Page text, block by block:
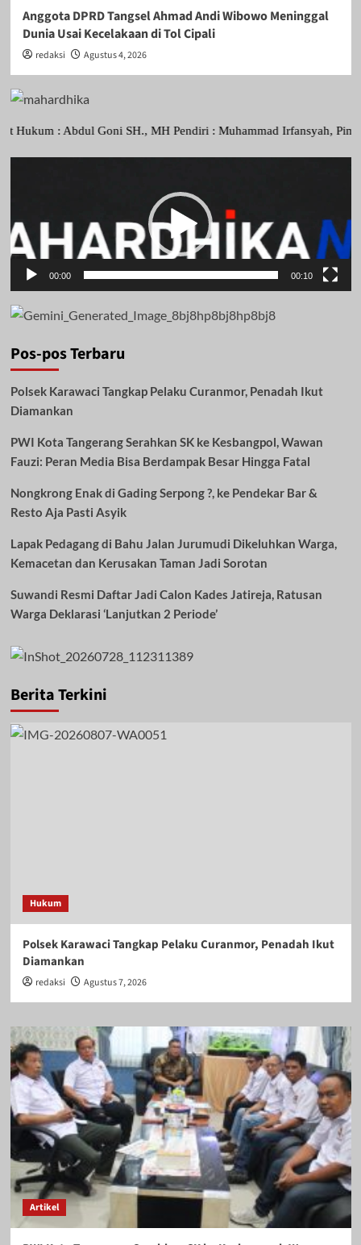
Anggota DPRD Tangsel Ahmad Andi Wibowo Meninggal
Dunia Usai Kecelakaan di Tol Cipali
redaksi Agustus 4, 2026
: Abdul Goni SH., MH Pendiri : Muhammad Irfansyah, Pimpinan
00:00 00:10
Pos-pos Terbaru
Polsek Karawaci Tangkap Pelaku Curanmor, Penadah Ikut
Diamankan
PWI Kota Tangerang Serahkan SK ke Kesbangpol, Wawan
Fauzi: Peran Media Bisa Berdampak Besar Hingga Fatal
Nongkrong Enak di Gading Serpong ?, ke Pendekar Bar &
Resto Aja Pasti Asyik
Lapak Pedagang di Bahu Jalan Jurumudi Dikeluhkan Warga,
Kemacetan dan Kerusakan Taman Jadi Sorotan
Suwandi Resmi Daftar Jadi Calon Kades Jatireja, Ratusan
Warga Deklarasi ‘Lanjutkan 2 Periode’
Berita Terkini
Hukum
Polsek Karawaci Tangkap Pelaku Curanmor, Penadah Ikut
Diamankan
redaksi Agustus 7, 2026
Artikel